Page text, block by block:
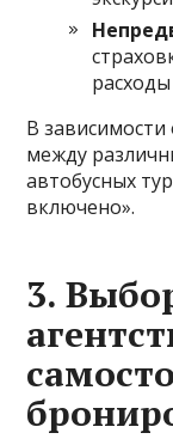
В
между
автобусных
включено».
3.